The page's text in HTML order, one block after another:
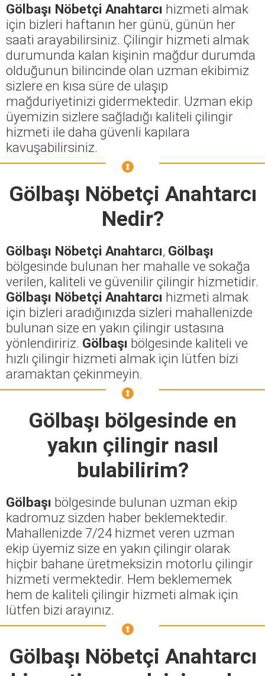
Gölbaşı Nöbetçi Anahtarcı hizmeti almak
için bizleri haftanın her günü, günün her
saati arayabilirsiniz. Çilingir hizmeti almak
durumunda kalan kişinin mağdur durumda
olduğunun bilincinde olan uzman ekibimiz
sizlere en kısa süre de ulaşıp
mağduriyetinizi gidermektedir. Uzman ekip
üyemizin sizlere sağladığı kaliteli çilingir
hizmeti ile daha güvenli kapılara
kavuşabilirsiniz.
Gölbaşı Nöbetçi Anahtarcı
Nedir?
Gölbaşı Nöbetçi Anahtarcı, Gölbaşı
bölgesinde bulunan her mahalle ve sokağa
verilen, kaliteli ve güvenilir çilingir hizmetidir.
Gölbaşı Nöbetçi Anahtarcı hizmeti almak
için bizleri aradığınızda sizleri mahallenizde
bulunan size en yakın çilingir ustasına
yönlendiririz. Gölbaşı bölgesinde kaliteli ve
hızlı çilingir hizmeti almak için lütfen bizi
aramaktan çekinmeyin.
Gölbaşı bölgesinde en
yakın çilingir nasıl
bulabilirim?
Gölbaşı bölgesinde bulunan uzman ekip
kadromuz sizden haber beklemektedir.
Mahallenizde 7/24 hizmet veren uzman
ekip üyemiz size en yakın çilingir olarak
hiçbir bahane üretmeksizin motorlu çilingir
hizmeti vermektedir. Hem beklememek
hem de kaliteli çilingir hizmeti almak için
lütfen bizi arayınız.
Gölbaşı Nöbetçi Anahtarcı